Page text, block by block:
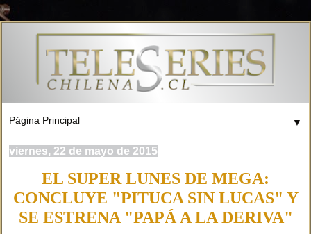
▼
viernes, 22 de mayo de 2015
EL SUPER LUNES DE MEGA:
CONCLUYE "PITUCA SIN LUCAS" Y
SE ESTRENA "PAPÁ A LA DERIVA"